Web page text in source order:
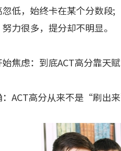
低，始终卡在某个分数段;
力很多，提分却不明显。
焦虑：到底ACT高分靠天
：ACT高分从来不是“刷出